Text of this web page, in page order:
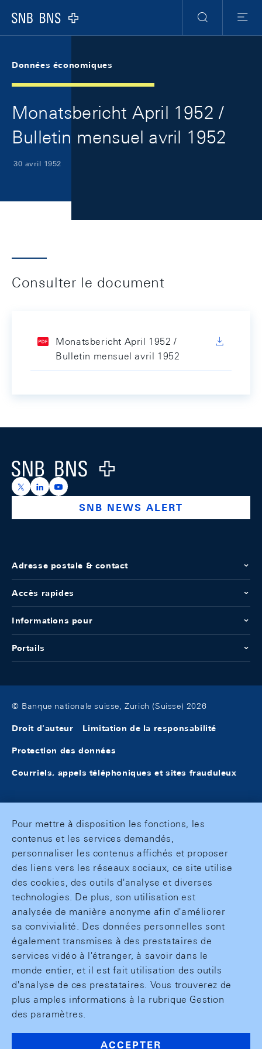
Logo
RechercheMenu
Données économiques
Monatsbericht April 1952 /
Bulletin mensuel avril 1952
30 avril 1952
Consulter le document
Monatsbericht April 1952 /
Bulletin mensuel avril 1952
Logo
https://x.com/snb_bns
https://ch.linkedin.com/company/swiss-national-
https://www.youtube.com/@swissnationalbank
SNB NEWS ALERT
Adresse postale & contact
Accès rapides
Informations pour
Portails
© Banque nationale suisse, Zurich (Suisse) 2026
Droit d'auteur Limitation de la responsabilité
Protection des données
Courriels, appels téléphoniques et sites frauduleux
Pour mettre à disposition les fonctions, les
contenus et les services demandés,
personnaliser les contenus affichés et proposer
des liens vers les réseaux sociaux, ce site utilise
des cookies, des outils d'analyse et diverses
technologies. De plus, son utilisation est
analysée de manière anonyme afin d'améliorer
sa convivialité. Des données personnelles sont
également transmises à des prestataires de
services vidéo à l'étranger, à savoir dans le
monde entier, et il est fait utilisation des outils
d'analyse de ces prestataires. Vous trouverez de
plus amples informations à la rubrique Gestion
des paramètres.
ACCEPTER